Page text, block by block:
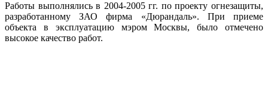
Работы выполнялись в 2004-2005 гг. по проекту огнезащиты,
разработанному ЗАО фирма «Дюрандаль». При приеме
объекта в эксплуатацию мэром Москвы, было отмечено
высокое качество работ.